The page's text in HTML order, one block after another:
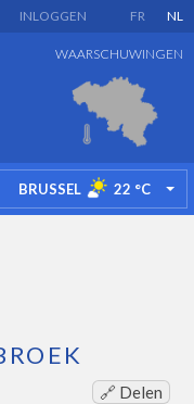
FR NL
INLOGGEN
WAARSCHUWINGEN
BRUSSEL 22 °C
🔗 Delen